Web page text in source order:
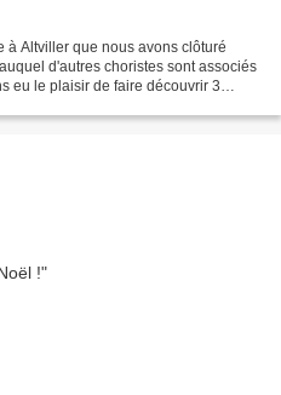
à Altviller que nous avons clôturé
d'autres choristes sont associés
eu le plaisir de faire découvrir 3